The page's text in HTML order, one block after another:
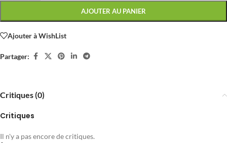
AJOUTER AU PANIER
Ajouter à WishList
Partager:
Critiques (0)
Critiques
Il n'y a pas encore de critiques.